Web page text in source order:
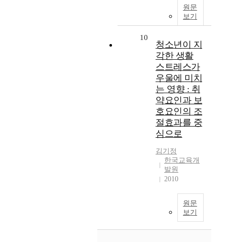
원문
보기
10
청소년이 지
각한 생활
스트레스가
우울에 미치
는 영향 : 취
약요인과 보
호요인의 조
절효과를 중
심으로
김기정
한국교육개
발원
2010
원문
보기